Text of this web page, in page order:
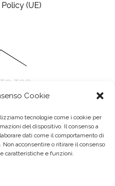
Cookie
tecnologie come i cookie per
del dispositivo. Il consenso a
dati come il comportamento di
acconsentire o ritirare il consenso
caratteristiche e funzioni.
(UE)
TOP
Ferrari, 94, 41121 Modena MO